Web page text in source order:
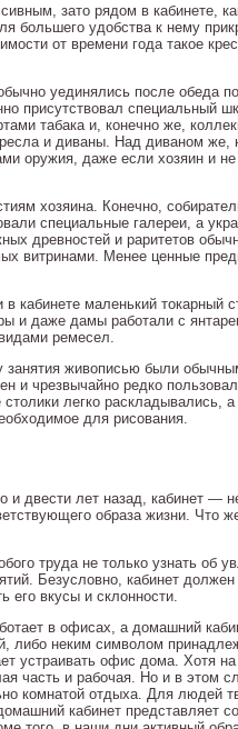
зато рядом в кабинете,
большего удобства к нему
от времени года такое
уединялись после обеда
присутствовал специальный
табака и, конечно же,
и диваны. Над диваном
оружия, даже если хозяин и
хозяина. Конечно,
специальные галереи, а
древностей и раритетов
витринами. Менее ценные
кабинете маленький токарный
и даже дамы работали с
ремесел.
занятия живописью были
и чрезвычайно редко
легко раскладывались,
для рисования.
и двести лет назад, кабинет —
образа жизни. Что
труда не только узнать об
Безусловно, кабинет должен
его вкусы и склонности.
в офисах, а домашний
либо неким символом
устраивать офис дома. Хотя
часть и рабочая. Но и в этом
комнатой отдыха. Для людей
кабинет представляет